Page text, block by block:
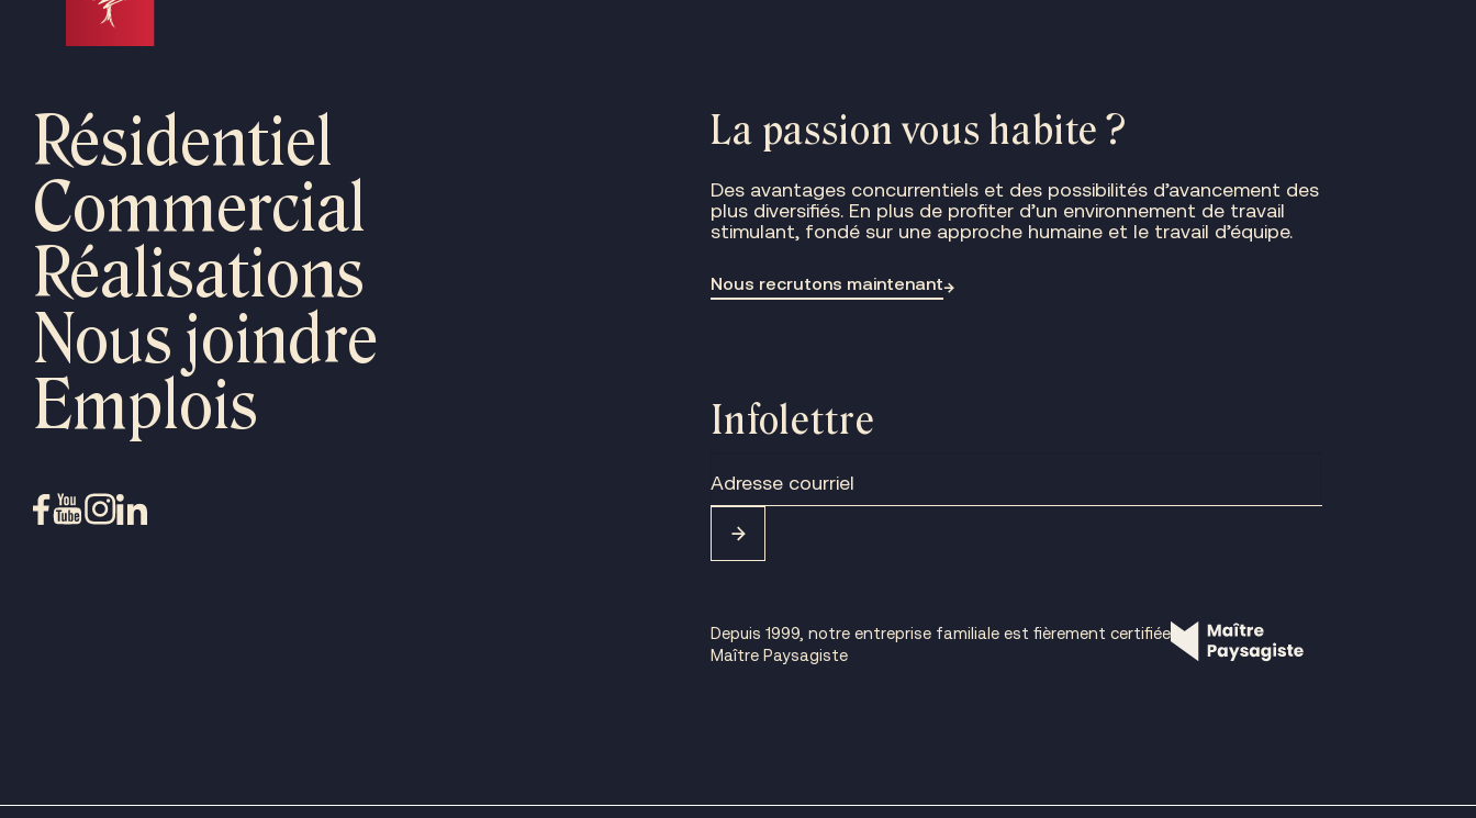
Résidentiel
Commercial
Réalisations
Nous joindre
Emplois
La passion vous habite ?
Des avantages concurrentiels et des possibilités d’avancement des
plus diversifiés. En plus de profiter d’un environnement de travail
stimulant, fondé sur une approche humaine et le travail d’équipe.
Nous recrutons maintenant→
Infolettre
Depuis 1999, notre entreprise familiale est fièrement certifiée
Maître Paysagiste